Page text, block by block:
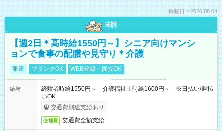
掲載日：2026.08.04
未読
【週2日＊高時給1550円～】シニア向けマンシ
ョンで食事の配膳や見守り＊介護
派遣 ブランクOK WEB登録・面接OK
給与
経験者時給1550円～ 介護福祉士時給1600円～ ※日払い/週払
いOK
交通費別途支給あり
交通費 交通費全額支給